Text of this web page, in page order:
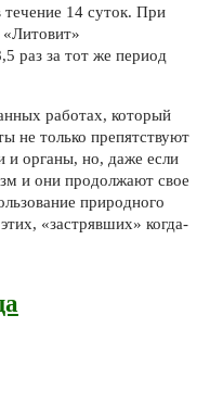
течение 14 суток. При
раз за тот же период
работах, который
не только препятствуют
и органы, но, даже если
и они продолжают свое
природного
«застрявших» когда-